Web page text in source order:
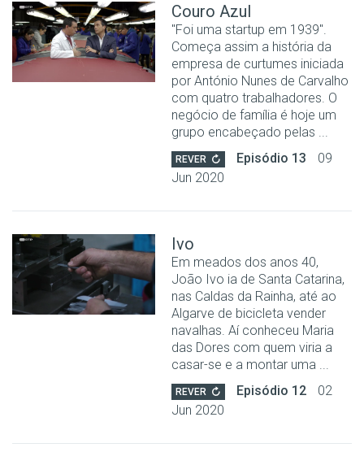
Couro Azul
"Foi uma startup em 1939".
Começa assim a história da
empresa de curtumes iniciada
por António Nunes de Carvalho
com quatro trabalhadores. O
negócio de família é hoje um
grupo encabeçado pelas ...
REVER Episódio 13
09
Jun 2020
Ivo
Em meados dos anos 40,
João Ivo ia de Santa Catarina,
nas Caldas da Rainha, até ao
Algarve de bicicleta vender
navalhas. Aí conheceu Maria
das Dores com quem viria a
casar-se e a montar uma ...
REVER Episódio 12
02
Jun 2020